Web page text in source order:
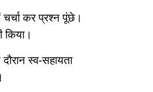
कर प्रश्न पूंछे।
किया।
स्व-सहायता